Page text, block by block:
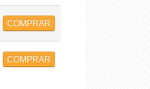
COMPRAR
COMPRAR